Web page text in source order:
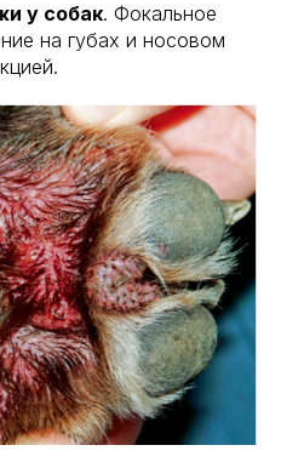
у собак. Фокальное
на губах и носовом